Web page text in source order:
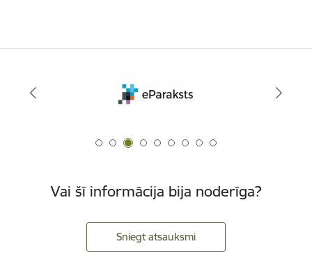
Vai šī informācija bija noderīga?
Sniegt atsauksmi